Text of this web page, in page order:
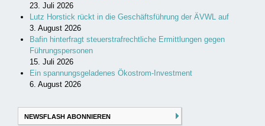
23. Juli 2026
Lutz Horstick rückt in die Geschäftsführung der ÄVWL auf
3. August 2026
Bafin hinterfragt steuerstrafrechtliche Ermittlungen gegen
Führungspersonen
15. Juli 2026
Ein spannungsgeladenes Ökostrom-Investment
6. August 2026
NEWSFLASH ABONNIEREN